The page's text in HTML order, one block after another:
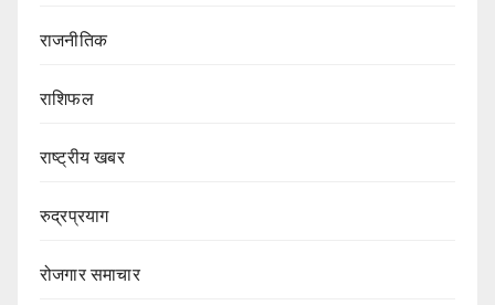
राजनीतिक
राशिफल
राष्ट्रीय खबर
रुद्रप्रयाग
रोजगार समाचार